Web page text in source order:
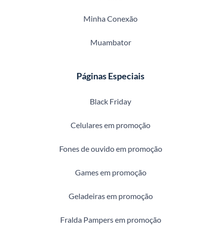
Minha Conexão
Muambator
Páginas Especiais
Black Friday
Celulares em promoção
Fones de ouvido em promoção
Games em promoção
Geladeiras em promoção
Fralda Pampers em promoção